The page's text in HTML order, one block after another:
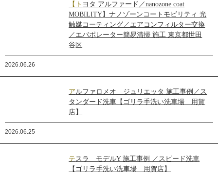
【トヨタ アルファード／nanozone coat
MOBILITY】ナノゾーンコートモビリティ 光
触媒コーティング／エアコンフィルター交換
／エバポレーター簡易清掃 施工 東京都世田
谷区
2026.06.26
アルファロメオ ジュリエッタ 施工事例／ス
タンダード洗車【ゴリラ手洗い洗車場 用賀
店】
2026.06.25
テスラ モデルY 施工事例 ／スピード洗車
【ゴリラ手洗い洗車場 用賀店】